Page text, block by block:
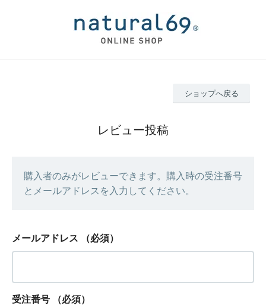
ショップへ戻る
レビュー投稿
購入者のみがレビューできます。購入時の受注番号
とメールアドレスを入力してください。
メールアドレス （必須）
受注番号 （必須）